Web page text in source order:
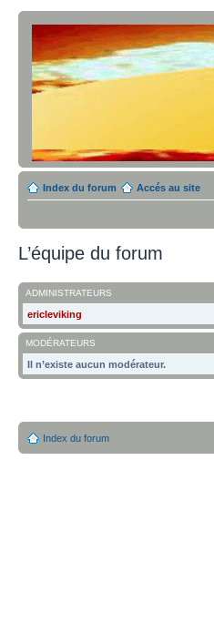
Index du forum Accés au site
L’équipe du forum
ADMINISTRATEURS
ericleviking
MODÉRATEURS
Il n’existe aucun modérateur.
Index du forum